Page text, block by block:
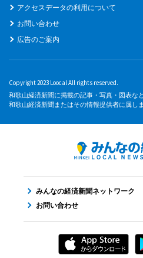
アクセスデータの利用について
お問い合わせ
広告のご案内
Copyright 2023 Loocal All rights reserved.
和歌山経済新聞に掲載の記事・写真・図表な
和歌山経済新聞またはその情報提供者に属しま
みんなの経済新聞ネットワーク
お問い合わせ